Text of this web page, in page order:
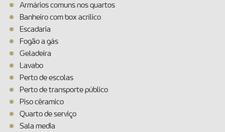
Armários comuns nos quartos
Banheiro com box acrílico
Escadaria
Fogão a gás
Geladeira
Lavabo
Perto de escolas
Perto de transporte público
Piso cêramico
Quarto de serviço
Sala media